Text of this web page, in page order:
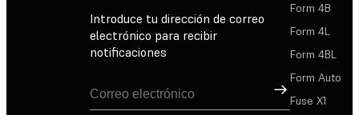
Introduce tu dirección de correo
electrónico para recibir
notificaciones
Suscribirse
Form 4B
Form 4L
Form 4BL
Form Auto
Fuse X1